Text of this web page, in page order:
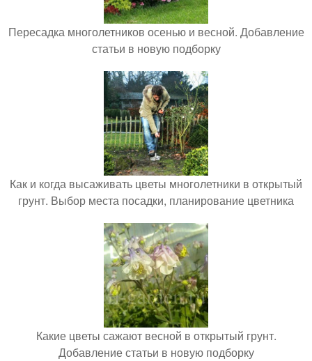
Пересадка многолетников осенью и весной. Добавление
статьи в новую подборку
Как и когда высаживать цветы многолетники в открытый
грунт. Выбор места посадки, планирование цветника
Какие цветы сажают весной в открытый грунт.
Добавление статьи в новую подборку